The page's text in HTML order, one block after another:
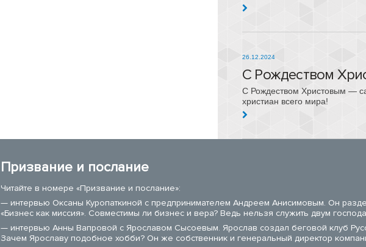
26.12.2024
С Рождеством
С Рождеством Христовым —
христиан всего мира!
Призвание и послание
Читайте в номере «Призвание и послание»:
— интервью Оксаны Куропаткиной с предпринимателем Андреем Анисимовым. Он
«Бизнес как миссия». Совместимы ли бизнес и вера? Ведь нельзя служить двум
— интервью Анны Вапровой с Ярославом Сысоевым. Ярослав создал беговой клуб
Зачем Ярославу подобное хобби? Он же собственник и генеральный директор